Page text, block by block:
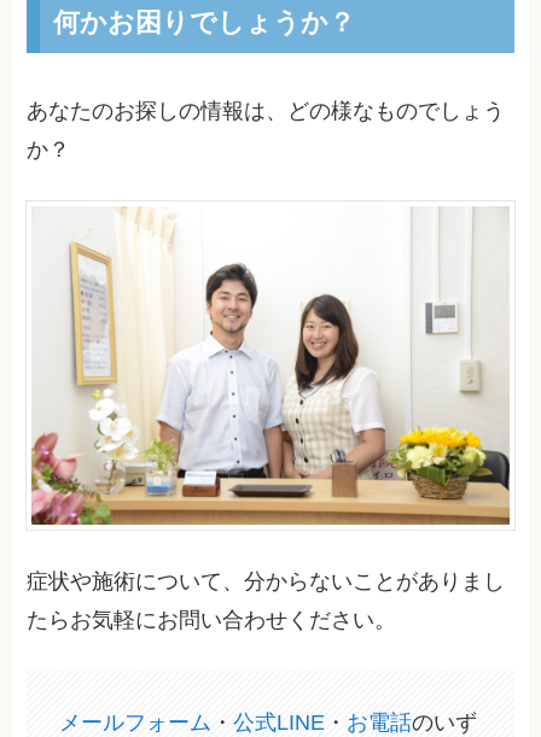
何かお困りでしょうか？
あなたのお探しの情報は、どの様なものでしょう
か？
症状や施術について、分からないことがありまし
たらお気軽にお問い合わせください。
メールフォーム ・公式LINE ・ お電話のいず